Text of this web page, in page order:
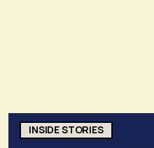
INSIDE STORIES